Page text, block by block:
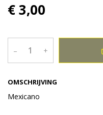
OMSCHRIJVING
Mexicano
€ 3,00
– +